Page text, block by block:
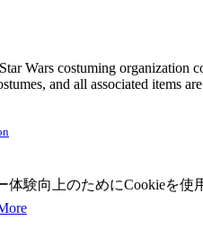
Wars costuming organization
and all associated
体験向上のためにCookieを